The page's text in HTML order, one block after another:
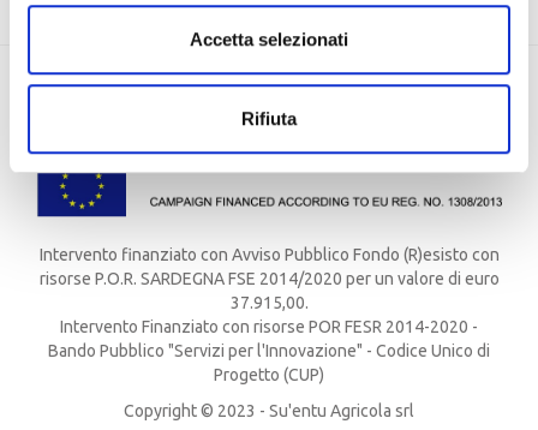
Accetta selezionati
Rifiuta
Intervento finanziato con Avviso Pubblico Fondo (R)esisto con
risorse P.O.R. SARDEGNA FSE 2014/2020 per un valore di euro
37.915,00.
Intervento Finanziato con risorse POR FESR 2014-2020 -
Bando Pubblico "Servizi per l'Innovazione" - Codice Unico di
Progetto (CUP)
Copyright © 2023 - Su'entu Agricola srl